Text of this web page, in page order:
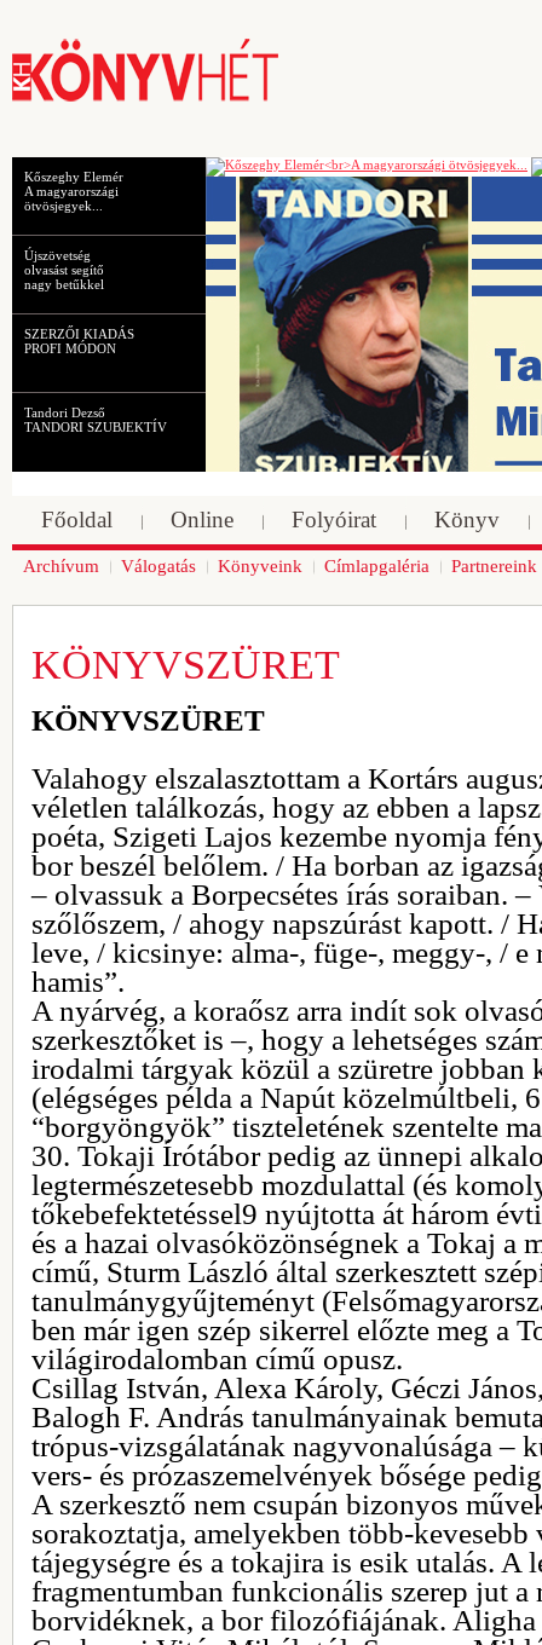
Kőszeghy Elemér
A magyarországi
ötvösjegyek...
Újszövetség
olvasást segítő
nagy betűkkel
SZERZŐI KIADÁS
PROFI MÓDON
Tandori Dezső
TANDORI SZUBJEKTÍV
Főoldal Online Folyóirat Könyv
Archívum Válogatás Könyveink Címlapgaléria Partnereink
KÖNYVSZÜRET
KÖNYVSZÜRET
Valahogy elszalasztottam a Kortárs
véletlen találkozás, hogy az ebben a
poéta, Szigeti Lajos kezembe nyomja
bor beszél belőlem. / Ha borban az
– olvassuk a Borpecsétes írás soraiban.
szőlőszem, / ahogy napszúrást kapott. /
leve, / kicsinye: alma-, füge-, meggy-, / e
hamis”.
A nyárvég, a koraősz arra indít sok
szerkesztőket is –, hogy a lehetséges
irodalmi tárgyak közül a szüretre jobban
(elégséges példa a Napút közelmúltbeli,
“borgyöngyök” tiszteletének szentelte
30. Tokaji Írótábor pedig az ünnepi
legtermészetesebb mozdulattal (és
tőkebefektetéssel9 nyújtotta át három
és a hazai olvasóközönségnek a Tokaj a
című, Sturm László által szerkesztett
tanulmánygyűjteményt
ben már igen szép sikerrel előzte meg a
világirodalomban című opusz.
Csillag István, Alexa Károly, Géczi
Balogh F. András tanulmányainak
trópus-vizsgálatának nagyvonalúsága –
vers- és prózaszemelvények bősége
A szerkesztő nem csupán bizonyos
sorakoztatja, amelyekben több-kevesebb
tájegységre és a tokajira is esik utalás. A
fragmentumban funkcionális szerep jut a
borvidéknek, a bor filozófiájának.